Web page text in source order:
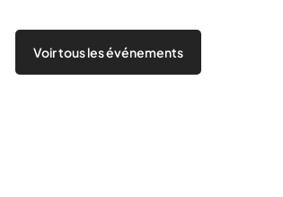
Voir tous les événements